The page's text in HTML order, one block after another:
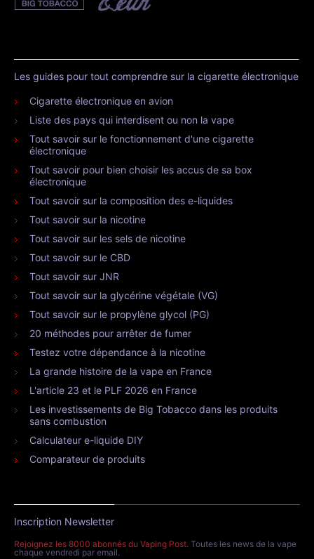
Les guides pour tout comprendre sur la cigarette électronique
Cigarette électronique en avion
Liste des pays qui interdisent ou non la vape
Tout savoir sur le fonctionnement d'une cigarette
électronique
Tout savoir pour bien choisir les accus de sa box
électronique
Tout savoir sur la composition des e-liquides
Tout savoir sur la nicotine
Tout savoir sur les sels de nicotine
Tout savoir sur le CBD
Tout savoir sur JNR
Tout savoir sur la glycérine végétale (VG)
Tout savoir sur le propylène glycol (PG)
20 méthodes pour arrêter de fumer
Testez votre dépendance à la nicotine
La grande histoire de la vape en France
L'article 23 et le PLF 2026 en France
Les investissements de Big Tobacco dans les produits
sans combustion
Calculateur e-liquide DIY
Comparateur de produits
Inscription Newsletter
Rejoignez les 8000 abonnés du Vaping Post. Toutes les news de la vape
chaque vendredi par email.